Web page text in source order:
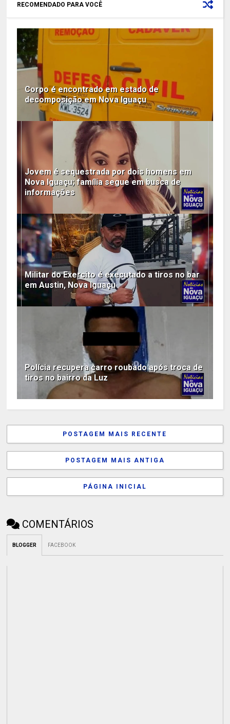
RECOMENDADO PARA VOCÊ
Corpo é encontrado em estado de
decomposição em Nova Iguaçu
Jovem é sequestrada por dois homens em
Nova Iguaçu; família segue em busca de
informações
Militar do Exercito é executado a tiros no bar
em Austin, Nova Iguaçu
Polícia recupera carro roubado após troca de
tiros no bairro da Luz
POSTAGEM MAIS RECENTE
POSTAGEM MAIS ANTIGA
PÁGINA INICIAL
COMENTÁRIOS
BLOGGER FACEBOOK